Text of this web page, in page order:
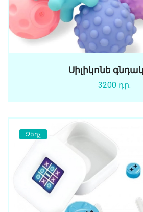
Սիլիկոնե
3200 դր.
Զեղչ